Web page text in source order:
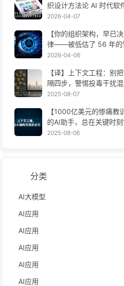
织设计方法论 AI 时代
2026-04-07
【你的组织架构，早已
律——被低估了 56 年的
程变革——慢慢学AI171
2026-04-06
【译】上下文工程：别
隔四步，警惕投毒干扰
慢慢学AI170
2025-08-07
【1000亿美元的惨痛教
的AI助手，总在关键时
现90%性能提升？——慢
2025-08-06
分类
AI大模型
AI应用
AI应用
AI应用
AI应用
AI应用